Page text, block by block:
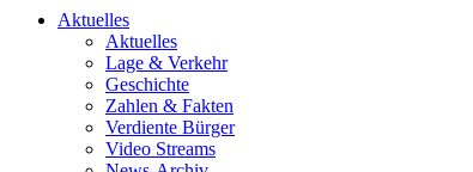
Aktuelles
Aktuelles
Lage & Verkehr
Geschichte
Zahlen & Fakten
Verdiente Bürger
Video Streams